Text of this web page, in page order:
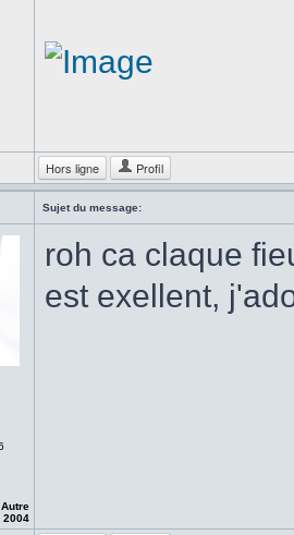
Hors ligne Profil
Sujet du message:
2004
roh ca claque
est exellent,